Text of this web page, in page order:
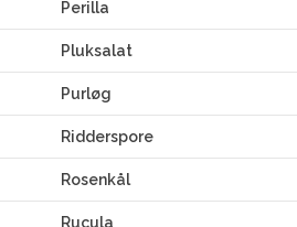
Perilla
Pluksalat
Purløg
Ridderspore
Rosenkål
Rucula